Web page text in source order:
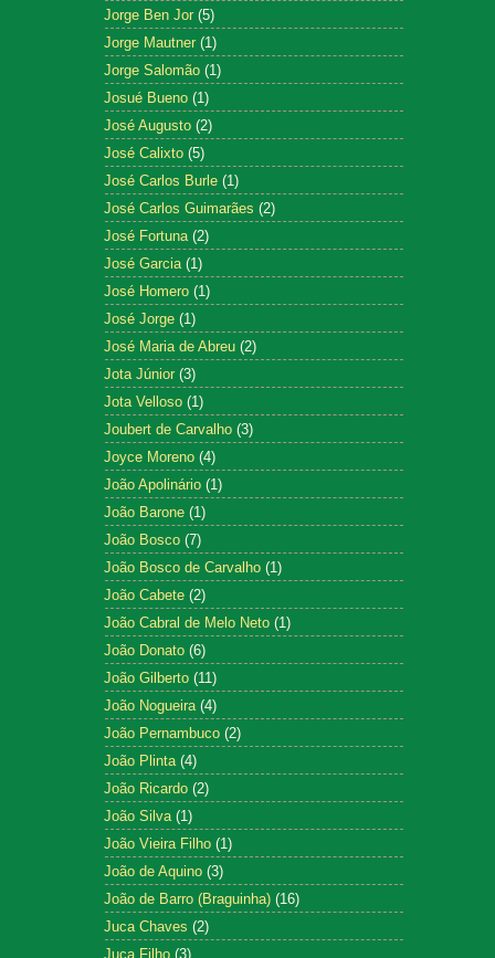
Jorge Ben Jor (5)
Jorge Mautner (1)
Jorge Salomão (1)
Josué Bueno (1)
José Augusto (2)
José Calixto (5)
José Carlos Burle (1)
José Carlos Guimarães (2)
José Fortuna (2)
José Garcia (1)
José Homero (1)
José Jorge (1)
José Maria de Abreu (2)
Jota Júnior (3)
Jota Velloso (1)
Joubert de Carvalho (3)
Joyce Moreno (4)
João Apolinário (1)
João Barone (1)
João Bosco (7)
João Bosco de Carvalho (1)
João Cabete (2)
João Cabral de Melo Neto (1)
João Donato (6)
João Gilberto (11)
João Nogueira (4)
João Pernambuco (2)
João Plinta (4)
João Ricardo (2)
João Silva (1)
João Vieira Filho (1)
João de Aquino (3)
João de Barro (Braguinha) (16)
Juca Chaves (2)
Juca Filho (3)